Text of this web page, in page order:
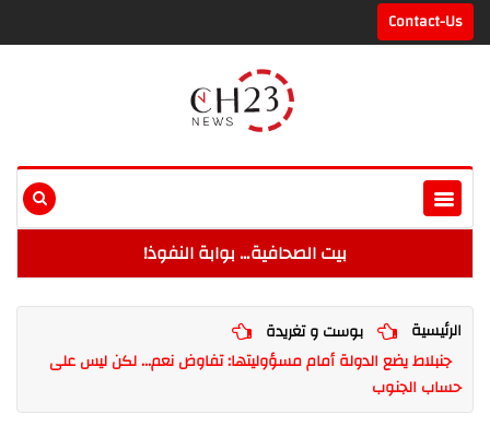
Contact-Us
بيت الصحافية… بوابة النفوذ!
الرئيسية
بوست و تغريدة
جنبلاط يضع الدولة أمام مسؤوليتها: تفاوض نعم... لكن ليس على
حساب الجنوب